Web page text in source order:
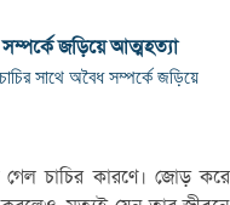
জড়িয়ে আত্মহত্যা
সাথে অবৈধ সম্পর্কে জড়িয়ে
গেল চাচির কারণে। জোড় করে